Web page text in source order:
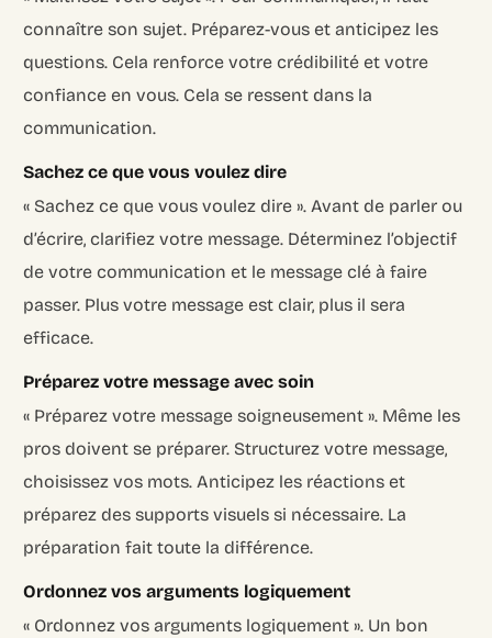
connaître son sujet. Préparez-vous et anticipez les
questions. Cela renforce votre crédibilité et votre
confiance en vous. Cela se ressent dans la
communication.
Sachez ce que vous voulez dire
« Sachez ce que vous voulez dire ». Avant de parler ou
d’écrire, clarifiez votre message. Déterminez l’objectif
de votre communication et le message clé à faire
passer. Plus votre message est clair, plus il sera
efficace.
Préparez votre message avec soin
« Préparez votre message soigneusement ». Même les
pros doivent se préparer. Structurez votre message,
choisissez vos mots. Anticipez les réactions et
préparez des supports visuels si nécessaire. La
préparation fait toute la différence.
Ordonnez vos arguments logiquement
« Ordonnez vos arguments logiquement ». Un bon